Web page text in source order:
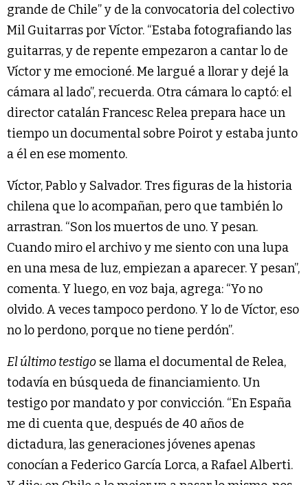
grande de Chile” y de la convocatoria del colectivo
Mil Guitarras por Víctor. “Estaba fotografiando las
guitarras, y de repente empezaron a cantar lo de
Víctor y me emocioné. Me largué a llorar y dejé la
cámara al lado”, recuerda. Otra cámara lo captó: el
director catalán Francesc Relea prepara hace un
tiempo un documental sobre Poirot y estaba junto
a él en ese momento.
Víctor, Pablo y Salvador. Tres figuras de la historia
chilena que lo acompañan, pero que también lo
arrastran. “Son los muertos de uno. Y pesan.
Cuando miro el archivo y me siento con una lupa
en una mesa de luz, empiezan a aparecer. Y pesan”,
comenta. Y luego, en voz baja, agrega: “Yo no
olvido. A veces tampoco perdono. Y lo de Víctor, eso
no lo perdono, porque no tiene perdón”.
El último testigo se llama el documental de Relea,
todavía en búsqueda de financiamiento. Un
testigo por mandato y por convicción. “En España
me di cuenta que, después de 40 años de
dictadura, las generaciones jóvenes apenas
conocían a Federico García Lorca, a Rafael Alberti.